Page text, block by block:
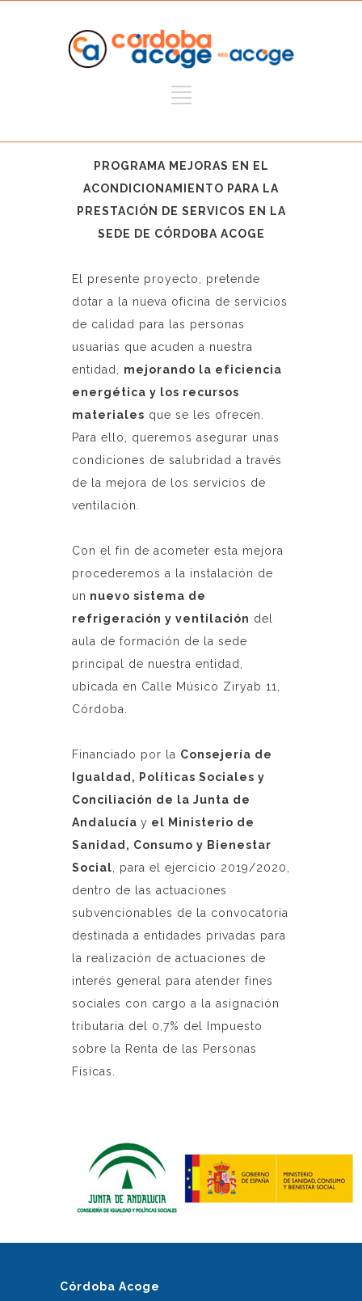
PROGRAMA MEJORAS EN EL
ACONDICIONAMIENTO PARA LA
PRESTACIÓN DE SERVICOS EN LA
SEDE DE CÓRDOBA ACOGE
El presente proyecto, pretende
dotar a la nueva oficina de servicios
de calidad para las personas
usuarias que acuden a nuestra
entidad, mejorando la eficiencia
energética y los recursos
materiales que se les ofrecen.
Para ello, queremos asegurar unas
condiciones de salubridad a través
de la mejora de los servicios de
ventilación.
Con el fin de acometer esta mejora
procederemos a la instalación de
un nuevo sistema de
refrigeración y ventilación del
aula de formación de la sede
principal de nuestra entidad,
ubicada en Calle Músico Ziryab 11,
Córdoba.
Financiado por la Consejería de
Igualdad, Políticas Sociales y
Conciliación de la Junta de
Andalucía y el Ministerio de
Sanidad, Consumo y Bienestar
Social , para el ejercicio 2019/2020,
dentro de las actuaciones
subvencionables de la convocatoria
destinada a entidades privadas para
la realización de actuaciones de
interés general para atender fines
sociales con cargo a la asignación
tributaria del 0,7% del Impuesto
sobre la Renta de las Personas
Físicas.
Córdoba Acoge